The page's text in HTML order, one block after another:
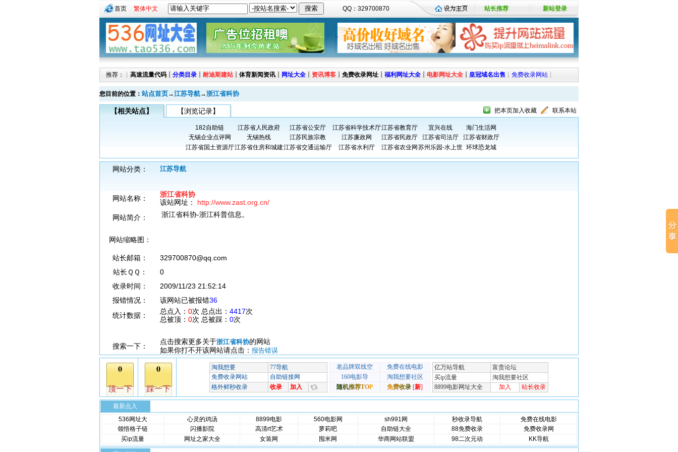
首页 繁体中文 QQ：329700870 站长推荐 新站登录
推荐：┊ 高速流量代码 ┊ 分类目录 ┊ 耐迪斯建站 ┊ 体育新闻资讯 ┊ 网址大全 ┊ 资讯博客 ┊ 免费收录网址 ┊ 福利网址大全 ┊ 电影网址大全 ┊ 皇冠域名出售 ┊ 免费收录网站 ┊
您目前的位置： 站点首页→江苏导航→浙江省科协
【相关站点】 【浏览记录】 把本页加入收藏 联系本站
182自助链 江苏省人民政府 江苏省公安厅 江苏省科学技术厅江苏省教育厅 宜兴在线
海门生活网
无锡企业点评网
无锡热线 江苏民族宗教 江苏廉政网 江苏省民政厅 江苏省司法厅
江苏省财政厅
江苏省国土资源厅江苏省住房和城建江苏省交通运输厅 江苏省水利厅 江苏省农业网 苏州乐园-水上世 环球恐龙城
网站分类： 江苏导航
网站名称：
浙江省科协
该站网址： http://www.zast.org.cn/
网站简介：
浙江省科协-浙江科普信息。
网站缩略图：
站长邮箱：
329700870@qq.com
站长ＱＱ：
0
收录时间：
2009/11/23 21:52:14
报错情况：
该网站已被报错36
统计数据：
总点入： 0次 总点出： 4417次
总被顶： 0次 总被踩： 0次
搜索一下：
点击搜索更多关于浙江省科协的网站
如果你打不开该网站请点击： 报告错误
最新点入
536网址大
心灵的鸡汤 8899电影 560电影网 sh991网 秒收录导航
免费在线电影
领悟格子链
闪播影院 高清rt艺术 萝莉吧 自助链大全 88免费收录
免费收录网
买ip流量
网址之家大全 女装网 囤米网 华商网站联盟 98二次元动 KK导航